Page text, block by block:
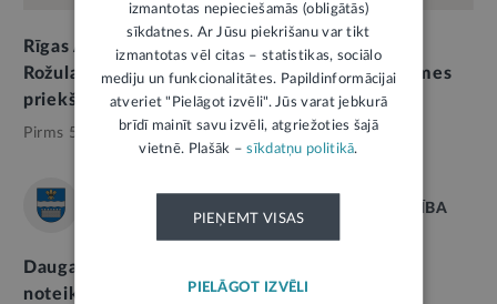
Rīgas Apkaimju alianses atklātā vēstule par E.
Rožulapas atstādināšanu no Būvniecības padomes
priekšsēdētājas amata
Pirms 5 mēnešiem, Pašvaldības
DAUGAVPILS VALSTSPILSĒTAS PAŠVALDĪBA
Daugavpils peldvietās ūdens kvalitāte atbilst
noteiktajām prasībām
izmantotas nepieciešamās (obligātās)
sīkdatnes. Ar Jūsu piekrišanu var tikt
izmantotas vēl citas – statistikas, sociālo
mediju un funkcionalitātes. Papildinformācijai
atveriet "Pielāgot izvēli". Jūs varat jebkurā
brīdī mainīt savu izvēli, atgriežoties šajā
vietnē. Plašāk –sīkdatņu politikā.
PIEŅEMT VISAS
PIELĀGOT IZVĒLI